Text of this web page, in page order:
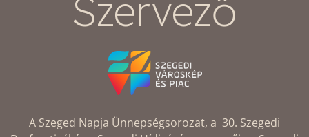
Szervező
A Szeged Napja Ünnepségsorozat, a 30. Szegedi